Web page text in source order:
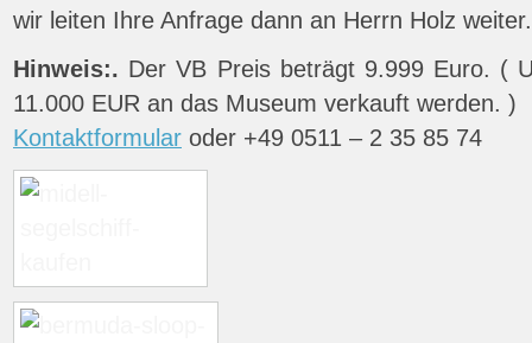
wir leiten Ihre Anfrage dann an Herrn Holz weiter.
Hinweis:. Der VB Preis beträgt 9.999 Euro. (
11.000 EUR an das Museum verkauft werden. )
Kontaktformular oder +49 0511 – 2 35 85 74